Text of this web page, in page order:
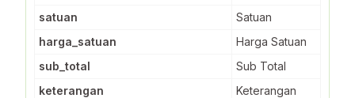
satuan
Satuan
harga_satuan
Harga Satuan
sub_total
Sub Total
keterangan
Keterangan